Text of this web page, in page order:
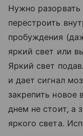
Нужно разорвать
перестроить
пробуждения
яркий свет или
Яркий свет
и дает сигнал
закрепить новое
днем не стоит, а
яркого света.